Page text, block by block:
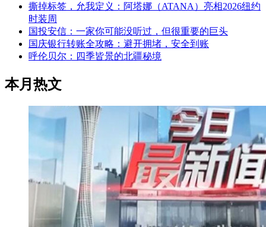
撕掉标签，允我定义：阿塔娜（ATANA）亮相2026纽约
时装周
国投安信：一家你可能没听过，但很重要的巨头
国庆银行转账全攻略：避开拥堵，安全到账
呼伦贝尔：四季皆景的北疆秘境
本月热文